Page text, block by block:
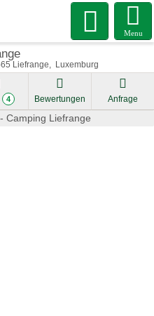
Menu
Liefrange Luxemburg
4 Bewertungen Anfrage